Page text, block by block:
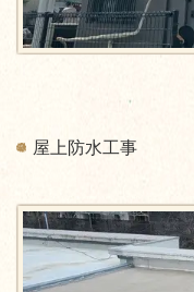
屋上防水工事